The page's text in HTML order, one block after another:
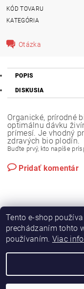
KÓD TOVARU
KATEGÓRIA
Otázka
POPIS
DISKUSIA
Organické, prírodné
optimálnu dávku
prímesí. Je vhodný
zdravých bio plodín.
Buďte prvý, kto napíše
Pridať komentár
Výroba
2026 © Hydramac Lokca -
Tento e-shop
prechádzaním tohto
používaním. Viac